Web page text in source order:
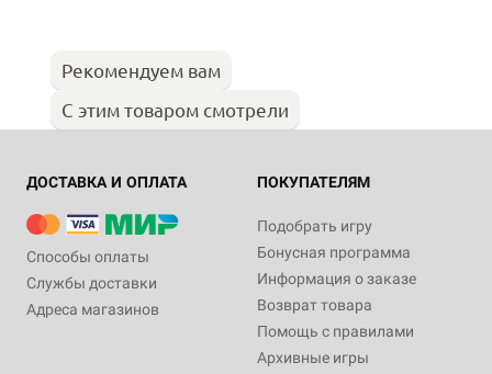
Рекомендуем вам
С этим товаром смотрели
ДОСТАВКА И ОПЛАТА
Способы оплаты
Службы доставки
Адреса магазинов
ПОКУПАТЕЛЯМ
Подобрать игру
Бонусная программа
Информация о заказе
Возврат товара
Помощь с правилами
Архивные игры